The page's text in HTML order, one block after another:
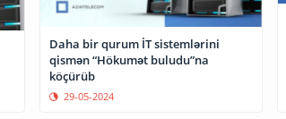
Daha bir qurum İT sistemlərini
qismən “Hökumət buludu”na
köçürüb
29-05-2024